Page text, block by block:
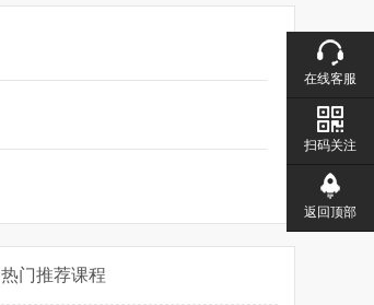
热门推荐课程
在线客服
扫码关注
返回顶部